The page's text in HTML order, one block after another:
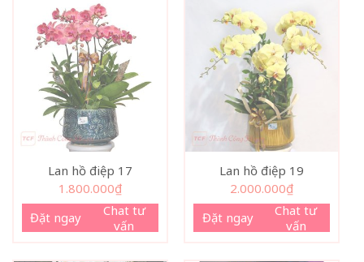
Lan hồ điệp 17
1.800.000₫
Đặt ngay
Chat tư
vấn
Lan hồ điệp 19
2.000.000₫
Đặt ngay
Chat tư
vấn